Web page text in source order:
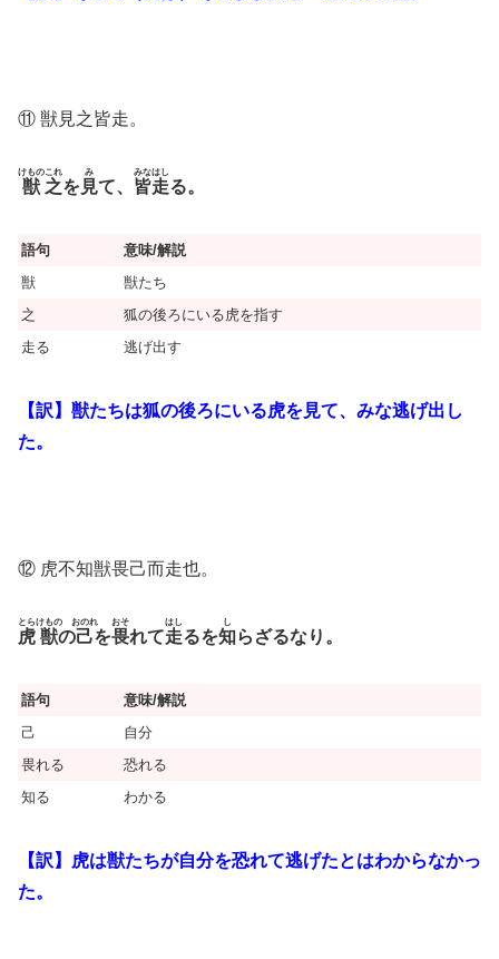
⑪ 獣見之皆走。
獣
けもの
之
これ
を 見
み
て、 皆
みな
走
はし
る。
語句
意味/解説
獣
獣たち
之
狐の後ろにいる虎を指す
走る
逃げ出す
【訳】獣たちは狐の後ろにいる虎を見て、みな逃げ出し
た。
⑫ 虎不知獣畏己而走也。
虎
とら
獣
けもの
の己
おのれ
を畏
おそ
れて走
はし
るを知
し
らざるなり。
語句
意味/解説
己
自分
畏れる
恐れる
知る
わかる
【訳】虎は獣たちが自分を恐れて逃げたとはわからなかっ
た。